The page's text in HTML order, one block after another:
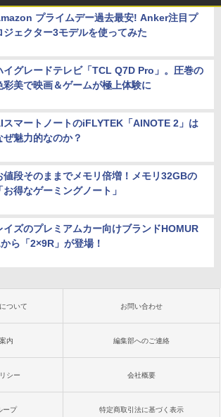
プライムデー過去最安! Anker注目プ
ジェクター3モデルを使ってみた
イグレードテレビ「TCL Q7D Pro」。圧巻の
彩美で映画＆ゲームが極上体験に
スマートノートのiFLYTEK「AINOTE 2」は
ぜ魅力的なのか？
値段そのままでメモリ倍増！メモリ32GBの
「お得なゲーミングノート」
イズのプレミアムカー向けブランドHOMUR
ら「2×9R」が登場！
ついて お問い合わせ
内 編集部へのご連絡
シー 会社概要
ープ 特定商取引法に基づく表示